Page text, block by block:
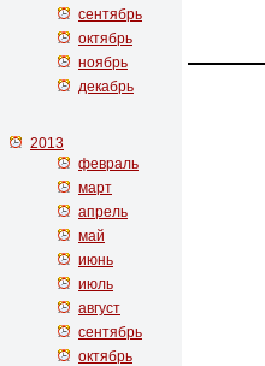
сентябрь
октябрь
ноябрь
декабрь
2013
февраль
март
апрель
май
июнь
июль
август
сентябрь
октябрь